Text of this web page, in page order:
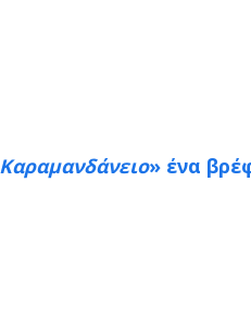
Καραμανδάνειο» ένα